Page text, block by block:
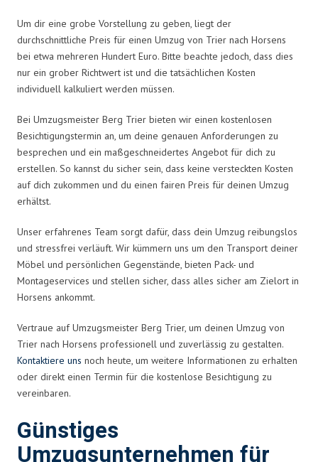
Um dir eine grobe Vorstellung zu geben, liegt der
durchschnittliche Preis für einen Umzug von Trier nach Horsens
bei etwa mehreren Hundert Euro. Bitte beachte jedoch, dass dies
nur ein grober Richtwert ist und die tatsächlichen Kosten
individuell kalkuliert werden müssen.
Bei Umzugsmeister Berg Trier bieten wir einen kostenlosen
Besichtigungstermin an, um deine genauen Anforderungen zu
besprechen und ein maßgeschneidertes Angebot für dich zu
erstellen. So kannst du sicher sein, dass keine versteckten Kosten
auf dich zukommen und du einen fairen Preis für deinen Umzug
erhältst.
Unser erfahrenes Team sorgt dafür, dass dein Umzug reibungslos
und stressfrei verläuft. Wir kümmern uns um den Transport deiner
Möbel und persönlichen Gegenstände, bieten Pack- und
Montageservices und stellen sicher, dass alles sicher am Zielort in
Horsens ankommt.
Vertraue auf Umzugsmeister Berg Trier, um deinen Umzug von
Trier nach Horsens professionell und zuverlässig zu gestalten.
Kontaktiere uns noch heute, um weitere Informationen zu erhalten
oder direkt einen Termin für die kostenlose Besichtigung zu
vereinbaren.
Günstiges
Umzugsunternehmen für